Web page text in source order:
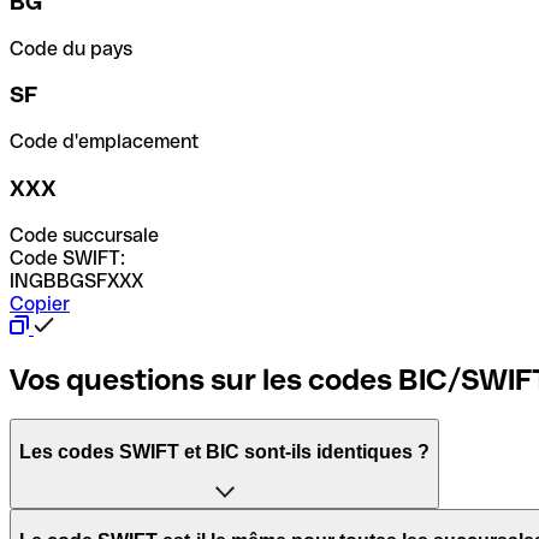
Code du pays
SF
Code d'emplacement
XXX
Code succursale
Code SWIFT:
INGBBGSFXXX
Copier
Vos questions sur les codes BIC/
Les codes SWIFT et BIC sont-ils identiques ?